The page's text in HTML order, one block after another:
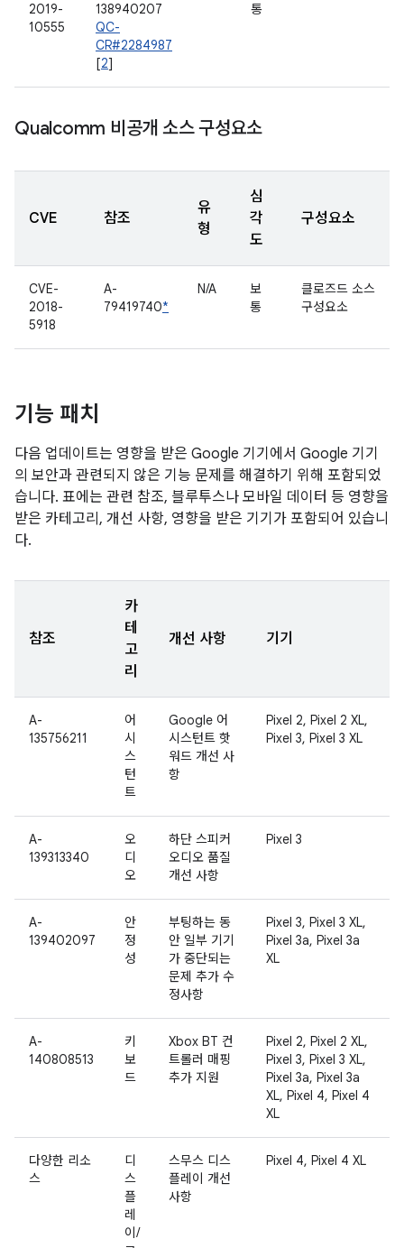
2019-
10555
138940207
QC-
CR#2284987
[2]
통
Qualcomm 비공개 소스 구성요소
CVE 참조
유
형
심
각
도
구성요소
CVE-
2018-
5918
A-
79419740*
N/A
보
통
클로즈드 소스
구성요소
기능 패치
다음 업데이트는 영향을 받은 Google 기기에서 Google 기기
의 보안과 관련되지 않은 기능 문제를 해결하기 위해 포함되었
습니다. 표에는 관련 참조, 블루투스나 모바일 데이터 등 영향을
받은 카테고리, 개선 사항, 영향을 받은 기기가 포함되어 있습니
다.
참조
카
테
고
리
개선 사항 기기
A-
135756211
어
시
스
턴
트
Google 어
시스턴트 핫
워드 개선 사
항
Pixel 2, Pixel 2 XL,
Pixel 3, Pixel 3 XL
A-
139313340
오
디
오
하단 스피커
오디오 품질
개선 사항
Pixel 3
A-
139402097
안
정
성
부팅하는 동
안 일부 기기
가 중단되는
문제 추가 수
정사항
Pixel 3, Pixel 3 XL,
Pixel 3a, Pixel 3a
XL
A-
140808513
키
보
드
Xbox BT 컨
트롤러 매핑
추가 지원
Pixel 2, Pixel 2 XL,
Pixel 3, Pixel 3 XL,
Pixel 3a, Pixel 3a
XL, Pixel 4, Pixel 4
XL
다양한 리소
스
디
스
플
레
이/
스무스 디스
플레이 개선
사항
Pixel 4, Pixel 4 XL